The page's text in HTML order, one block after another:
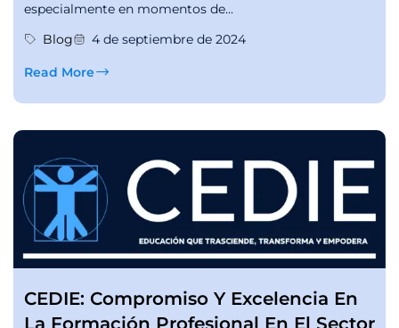
especialmente en momentos de...
Blog
4 de septiembre de 2024
Read More
CEDIE: Compromiso Y Excelencia En
La Formación Profesional En El Sector